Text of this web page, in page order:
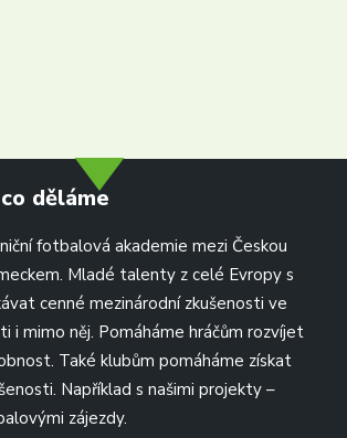
děláme
fotbalová akademie mezi Českou
Mladé talenty z celé Evropy s
cenné mezinárodní zkušenosti ve
i mimo něj. Pomáháme hráčům rozvíjet
Také klubům pomáháme získat
Například s našimi projekty –
zájezdy.